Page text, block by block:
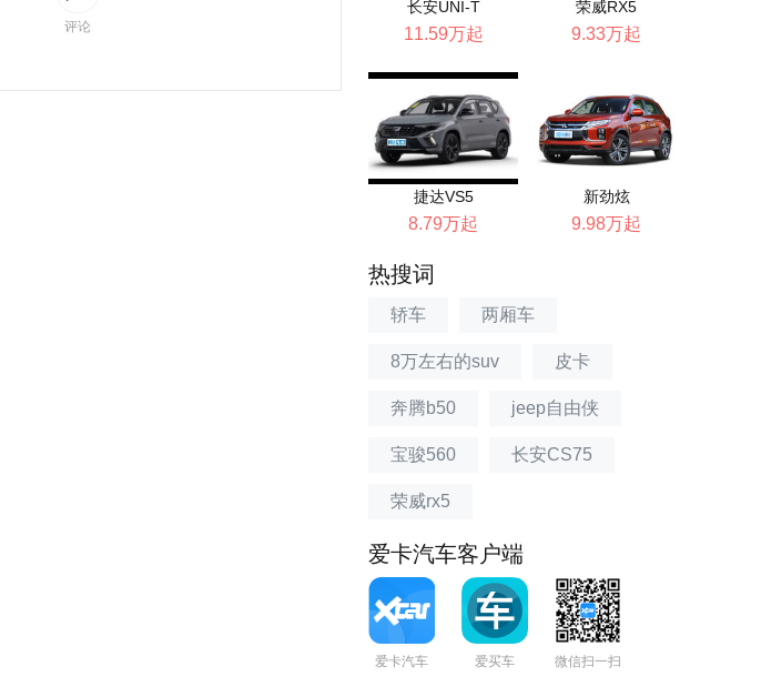
评论
长安UNI-T
11.59万起
荣威RX5
9.33万起
捷达VS5
8.79万起
新劲炫
9.98万起
热搜词
轿车 两厢车
8万左右的suv 皮卡
奔腾b50 jeep自由侠
宝骏560 长安CS75
荣威rx5
爱卡汽车客户端
爱卡汽车 爱买车 微信扫一扫